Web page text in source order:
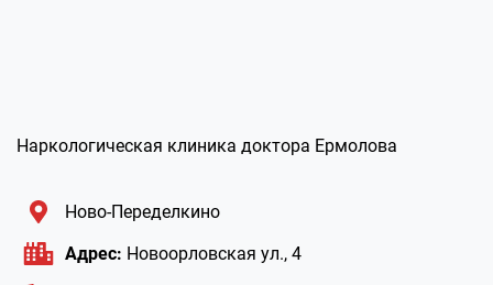
Наркологическая клиника доктора Ермолова
Ново-Переделкино
Адрес: Новоорловская ул., 4